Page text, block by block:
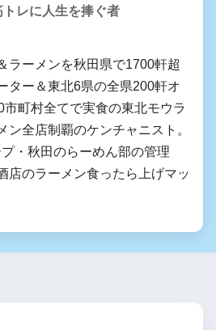
トレに人生を捧ぐ者
ラーメンを秋田県で1700軒超
ター＆東北6県の全県200軒オ
町村全てで実食の東北モウラ
ン全店制覇のケンチャニスト。
・秋田のらーめん部の管理
店のラーメン食ったら上げマッ